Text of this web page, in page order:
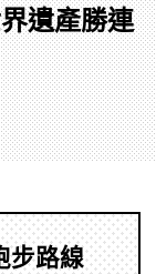
遺產勝連
步路線